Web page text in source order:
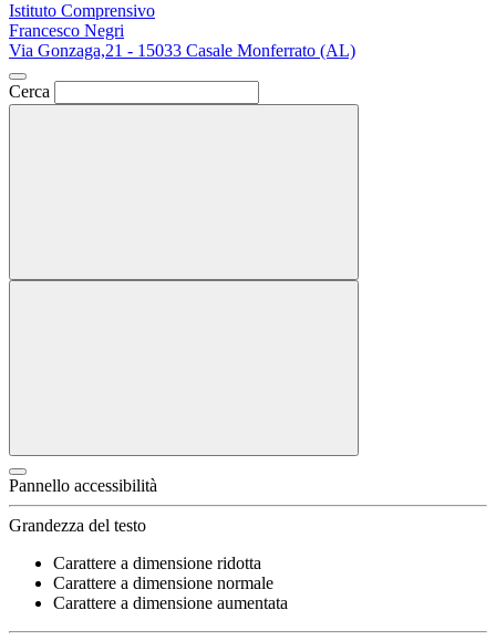
Istituto Comprensivo
Francesco Negri
Via Gonzaga,21 - 15033 Casale Monferrato (AL)
Cerca
Pannello accessibilità
Grandezza del testo
Carattere a dimensione ridotta
Carattere a dimensione normale
Carattere a dimensione aumentata